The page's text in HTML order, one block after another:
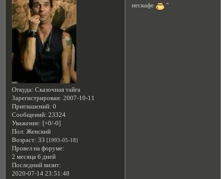
Откуда: Сказочная тайга
Зарегистрирован: 2007-10-11
Приглашений: 0
Сообщений: 23324
Уважение: [+0/-0]
Пол: Женский
Возраст: 33 [1993-05-18]
Провел на форуме:
2 месяца 6 дней
Последний визит:
2020-07-14 23:51:48
нескафе
"